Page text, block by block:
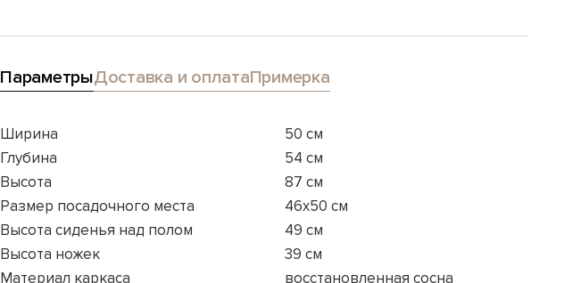
ПараметрыДоставка и оплатаПримерка
Ширина
50 см
Глубина
54 см
Высота
87 см
Размер посадочного места
46x50 см
Высота сиденья над полом
49 см
Высота ножек
39 см
Материал каркаса
восстановленная сосна